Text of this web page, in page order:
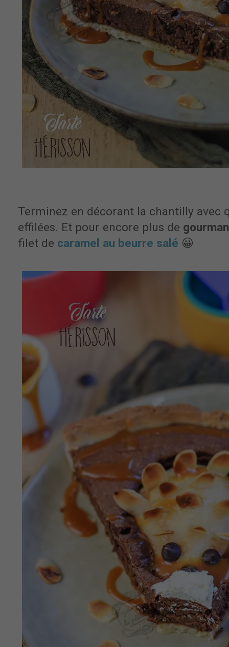
Terminez en décorant la chantilly avec
effilées. Et pour encore plus de
filet de caramel au beurre salé 😀